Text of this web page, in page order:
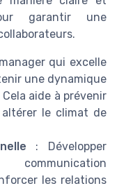
garantir une
qui excelle
une dynamique
aide à prévenir
le climat de
: Développer
les relations